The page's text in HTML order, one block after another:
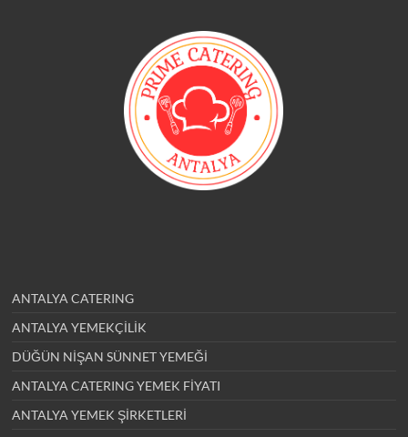
ANTALYA CATERING
ANTALYA YEMEKÇİLİK
DÜĞÜN NİŞAN SÜNNET YEMEĞİ
ANTALYA CATERING YEMEK FİYATI
ANTALYA YEMEK ŞİRKETLERİ